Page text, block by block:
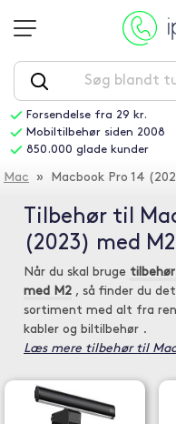
Forsendelse fra 29 kr.
Mobiltilbehør siden 2008
850.000 glade kunder
Mac » Macbook Pro 14
Tilbehør til
(2023) med M2
Når du skal bruge
med M2 , så finder du
sortiment med alt fra
kabler og biltilbehør .
Læs mere tilbehør til